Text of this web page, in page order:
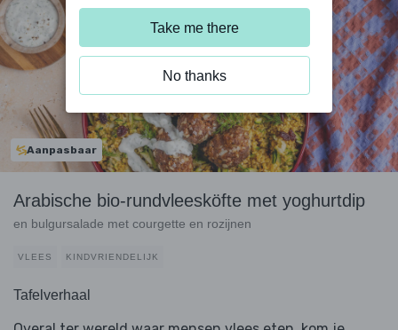
Aanpasbaar
Arabische bio-rundvleesköfte met yoghurtdip
en bulgursalade met courgette en rozijnen
VLEES KINDVRIENDELIJK
Tafelverhaal
Take me there
No thanks